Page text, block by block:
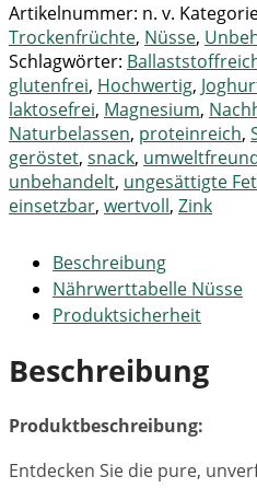
Artikelnummer: n. v.
Trockenfrüchte, Nüsse,
Schlagwörter:
glutenfrei, Hochwertig,
laktosefrei, Magnesium,
Naturbelassen, proteinreich,
geröstet, snack,
unbehandelt, ungesättigte
einsetzbar, wertvoll, Zink
Beschreibung
Nährwerttabelle Nüsse
Produktsicherheit
Beschreibung
Produktbeschreibung:
Entdecken Sie die pure,